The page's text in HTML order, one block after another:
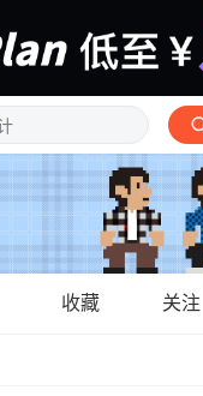
收藏 关注